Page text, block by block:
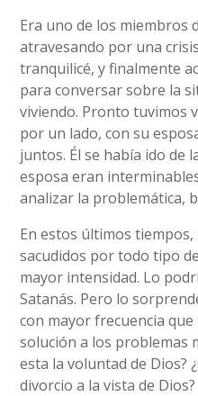
Era uno de los miembros
atravesando por una
tranquilicé, y finalmente
para conversar sobre la
viviendo. Pronto tuvimos
por un lado, con su
juntos. Él se había ido de
esposa eran
analizar la problemática,
En estos últimos
sacudidos por todo tipo
mayor intensidad. Lo
Satanás. Pero lo
con mayor frecuencia
solución a los problemas
esta la voluntad de Dios?
divorcio a la vista de Dios?